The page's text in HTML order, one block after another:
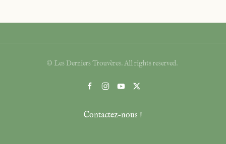
© Les Derniers Trouvères. All rights reserved.
Contactez-nous !